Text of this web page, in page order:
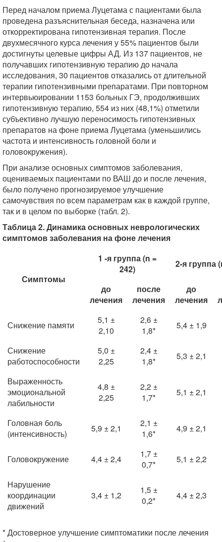
Перед началом приема Луцетама с пациентами была
проведена разъяснительная беседа, назначена или
откорректирована гипотензивная терапия. После
двухмесячного курса лечения у 55% пациентов были
достигнуты целевые цифры АД. Из 137 пациентов, не
получавших гипотензивную терапию до начала
исследования, 30 пациентов отказались от длительной
терапии гипотензивными препаратами. При повторном
интервьюировании 1153 больных ГЭ, продолживших
гипотензивную терапию, 554 из них (48,1%) отметили
субъективно лучшую переносимость гипотензивных
препаратов на фоне приема Луцетама (уменьшились
частота и интенсивность головной боли и
головокружения).
При анализе основных симптомов заболевания,
оцениваемых пациентами по ВАШ до и после лечения,
было получено прогнозируемое улучшение
самочувствия по всем параметрам как в каждой группе,
так и в целом по выборке (табл. 2).
Таблица 2. Динамика основных неврологических
симптомов заболевания на фоне лечения
Симптомы
1 -я группа (n =
242)
2-я группа
до
лечения
после
лечения
до
лечения
Снижение памяти
5,1 ±
2,10
2,6 ±
1,8*
5,4 ± 1,9
Снижение
работоспособности
5,0 ±
2,25
2,4 ±
1,8*
5,3 ± 2,1
Выраженность
эмоциональной
лабильности
4,8 ±
2,25
2,2 ±
1,7*
5,1 ± 2,1
Головная боль
(интенсивность)
5,9 ± 2,1
2,1 ±
1,6*
4,9 ± 2,1
Головокружение 4,4 ± 2,4
1,7 ±
0,7*
5,1 ± 2,2
Нарушение
координации
движений
3,4 ± 1,2
1,5 ±
0,2*
4,4 ± 2,3
* Достоверное улучшение симптоматики после лечения